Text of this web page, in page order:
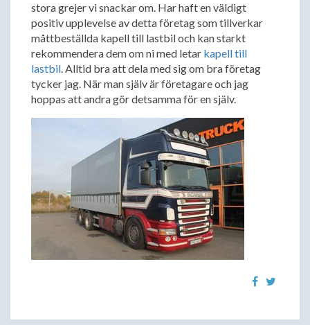
stora grejer vi snackar om. Har haft en väldigt
positiv upplevelse av detta företag som tillverkar
måttbeställda kapell till lastbil och kan starkt
rekommendera dem om ni med letar kapell till
lastbil. Alltid bra att dela med sig om bra företag
tycker jag. När man själv är företagare och jag
hoppas att andra gör detsamma för en själv.